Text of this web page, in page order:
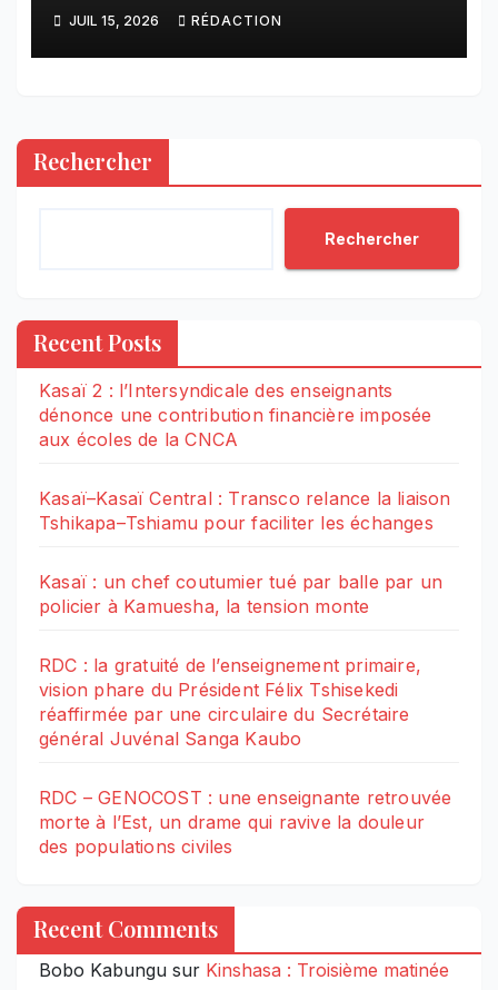
JUIL 15, 2026 RÉDACTION
Rechercher
Rechercher
Recent Posts
Kasaï 2 : l’Intersyndicale des enseignants
dénonce une contribution financière imposée
aux écoles de la CNCA
Kasaï–Kasaï Central : Transco relance la liaison
Tshikapa–Tshiamu pour faciliter les échanges
Kasaï : un chef coutumier tué par balle par un
policier à Kamuesha, la tension monte
RDC : la gratuité de l’enseignement primaire,
vision phare du Président Félix Tshisekedi
réaffirmée par une circulaire du Secrétaire
général Juvénal Sanga Kaubo
RDC – GENOCOST : une enseignante retrouvée
morte à l’Est, un drame qui ravive la douleur
des populations civiles
Recent Comments
Bobo Kabungu sur Kinshasa : Troisième matinée